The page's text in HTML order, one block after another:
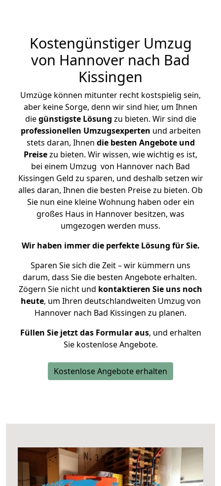
Kostengünstiger Umzug
von Hannover nach Bad
Kissingen
Umzüge können mitunter recht kostspielig sein,
aber keine Sorge, denn wir sind hier, um Ihnen
diegünstigste Lösung zu bieten. Wir sind die
professionellen Umzugsexperten und arbeiten
stets daran, Ihnen die besten Angebote und
Preisezu bieten. Wir wissen, wie wichtig es ist,
bei einem Umzug von Hannover nach Bad
Kissingen Geld zu sparen, und deshalb setzen wir
alles daran, Ihnen die besten Preise zu bieten. Ob
Sie nun eine kleine Wohnung haben oder ein
großes Haus in Hannover besitzen, was
umgezogen werden muss.
Wir haben immer die perfekte Lösung für Sie.
Sparen Sie sich die Zeit – wir kümmern uns
darum, dass Sie die besten Angebote erhalten.
Zögern Sie nicht und kontaktieren Sie uns noch
heute, um Ihren deutschlandweiten Umzug von
Hannover nach Bad Kissingen zu planen.
Füllen Sie jetzt das Formular aus, und erhalten
Sie kostenlose Angebote.
Kostenlose Angebote erhalten